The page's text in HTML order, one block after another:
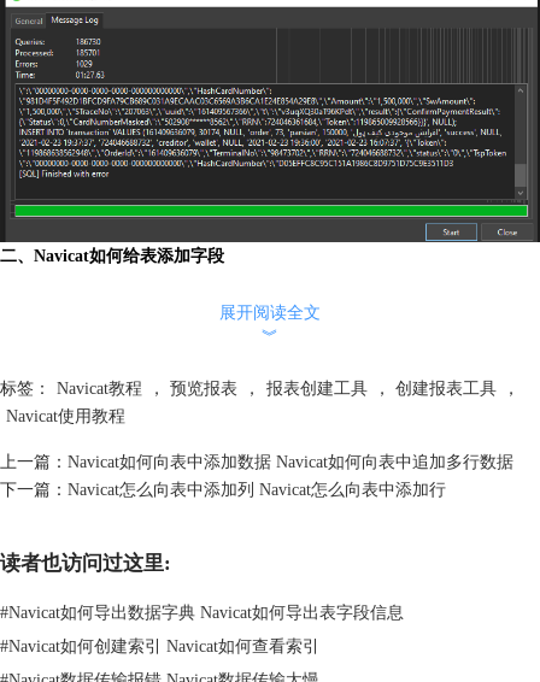
二、Navicat如何给表添加字段
以下是一些步骤来正确给表添加字段：
1.打开目标表：在Navicat中打开目标数据库和表。导航到表所在的数据
2.添加字段：在表的结构视图中，找到要添加字段的位置。右键点击该位
置，并选择"添加字段"选项。在弹出的对话框中，输入字段的名称、类型
和其他属性。确保选择适当的字段类型和设置其他属性。
3.保存修改：在添加字段后，确保点击保存按钮保存对表的修改。这将使
并确保数据库结构的准确性。
展开阅读全文
︾
标签： Navicat教程 ， 预览报表 ， 报表创建工具 ， 创建报表工具
，
Navicat使用教程
上一篇： Navicat如何向表中添加数据 Navicat如何向表中追加多行数据
下一篇： Navicat怎么向表中添加列 Navicat怎么向表中添加行
读者也访问过这里:
#Navicat如何导出数据字典 Navicat如何导出表字段信息
#Navicat如何创建索引 Navicat如何查看索引